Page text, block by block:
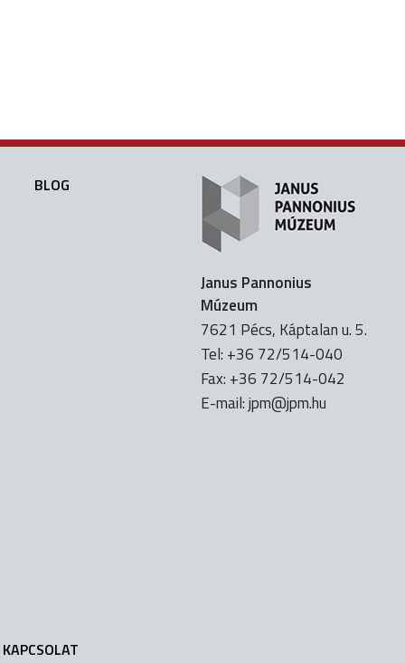
BLOG
KAPCSOLAT
Janus Pannonius
Múzeum
7621 Pécs, Káptalan u. 5.
Tel: +36 72/514-040
Fax: +36 72/514-042
E-mail:uh.mpj@mpj